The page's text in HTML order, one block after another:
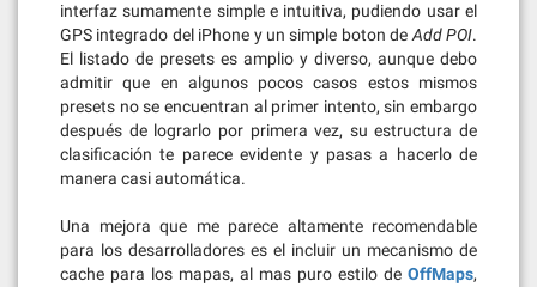
interfaz sumamente simple e intuitiva, pudiendo usar el
GPS integrado del iPhone y un simple boton de Add POI.
El listado de presets es amplio y diverso, aunque debo
admitir que en algunos pocos casos estos mismos
presets no se encuentran al primer intento, sin embargo
después de lograrlo por primera vez, su estructura de
clasificación te parece evidente y pasas a hacerlo de
manera casi automática.
Una mejora que me parece altamente recomendable
para los desarrolladores es el incluir un mecanismo de
cache para los mapas, al mas puro estilo de OffMaps,